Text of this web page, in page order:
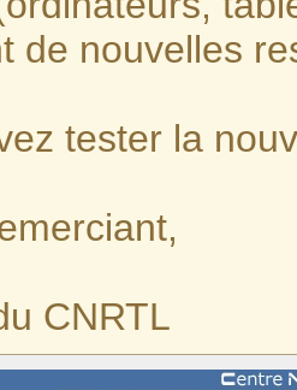
de nouvelles
tester la
CNRTL